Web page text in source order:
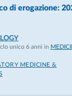
di erogazione:
unico 6 anni in
MEDICINE &